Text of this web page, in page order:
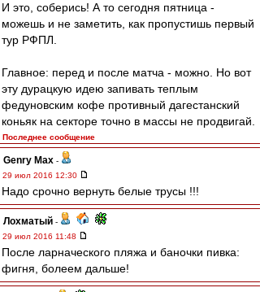
И это, соберись! А то сегодня пятница -
можешь и не заметить, как пропустишь первый
тур РФПЛ.
Главное: перед и после матча - можно. Но вот
эту дурацкую идею запивать теплым
федуновским кофе противный дагестанский
коньяк на секторе точно в массы не продвигай.
Последнее сообщение
Genry Max -
29 июл 2016 12:30
Надо срочно вернуть белые трусы !!!
Лохматый -
29 июл 2016 11:48
После ларначеского пляжа и баночки пивка:
фигня, болеем дальше!